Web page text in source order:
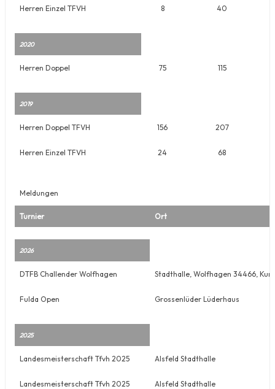
Herren Einzel TFVH 8 40
2020
Herren Doppel 75 115
2019
Herren Doppel TFVH 156 207
Herren Einzel TFVH 24 68
Meldungen
Turnier Ort
2026
DTFB Challender Wolfhagen Stadthalle, Wolfhagen 34466,
Fulda Open Grossenlüder Lüderhaus
2025
Landesmeisterschaft Tfvh 2025 Alsfeld Stadthalle
Landesmeisterschaft Tfvh 2025 Alsfeld Stadthalle